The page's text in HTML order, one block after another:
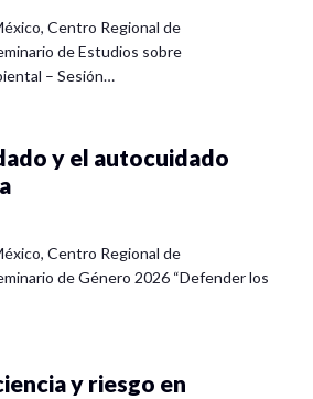
Centro Regional de
de Estudios sobre
– Sesión…
y el autocuidado
Centro Regional de
de Género 2026 “Defender los
y riesgo en